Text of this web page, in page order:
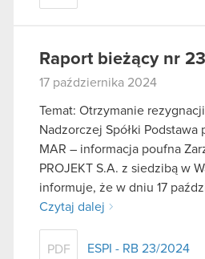
Raport bieżący nr
17 października 2024
Temat: Otrzymanie
Nadzorczej Spółki Podstawa
MAR – informacja poufna
PROJEKT S.A. z siedzibą w
informuje, że w dniu 17
Czytaj dalej
PDF ESPI - RB 23/2024